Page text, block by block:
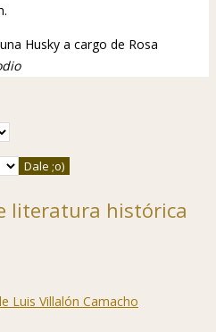
Husky a cargo de Rosa
literatura histórica